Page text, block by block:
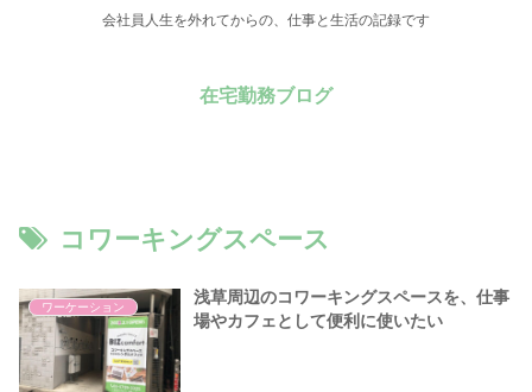
会社員人生を外れてからの、仕事と生活の記録です
在宅勤務ブログ
コワーキングスペース
ワーケーション
浅草周辺のコワーキングスペースを、仕事
場やカフェとして便利に使いたい